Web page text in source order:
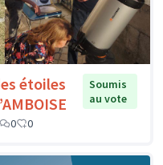
étoiles
Soumis
au vote
0 0